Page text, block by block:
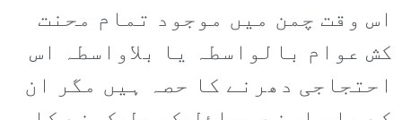
اس وقت چمن میں موجود تمام محنت
کش عوام بالواسطہ یا بلاواسطہ اس
احتجاجی دھرنے کا حصہ ہیں مگر ان